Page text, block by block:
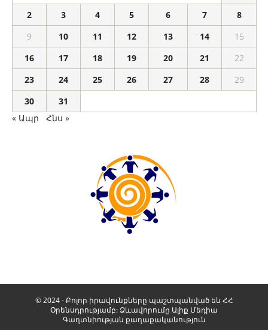
2
3 4 5 6 7
8
9
10 11 12 13 14
15
16
17 18 19 20 21
22
23
24 25 26 27 28
29
30
31
« Ապր
Հնս »
© 2024 - Բոլոր իրավունքները պաշտպանված են ՀՀ
Օրենսդրությամբ: Ձևավորումը Ալիք Մեդիա
Գաղտնիության քաղաքականություն